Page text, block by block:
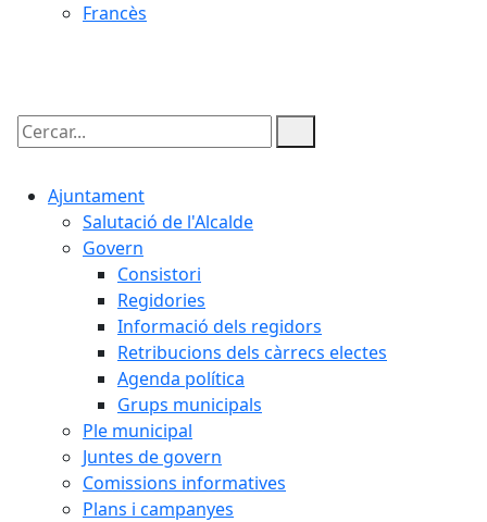
Francès
Cercar:
Ajuntament
Salutació de l'Alcalde
Govern
Consistori
Regidories
Informació dels regidors
Retribucions dels càrrecs electes
Agenda política
Grups municipals
Ple municipal
Juntes de govern
Comissions informatives
Plans i campanyes